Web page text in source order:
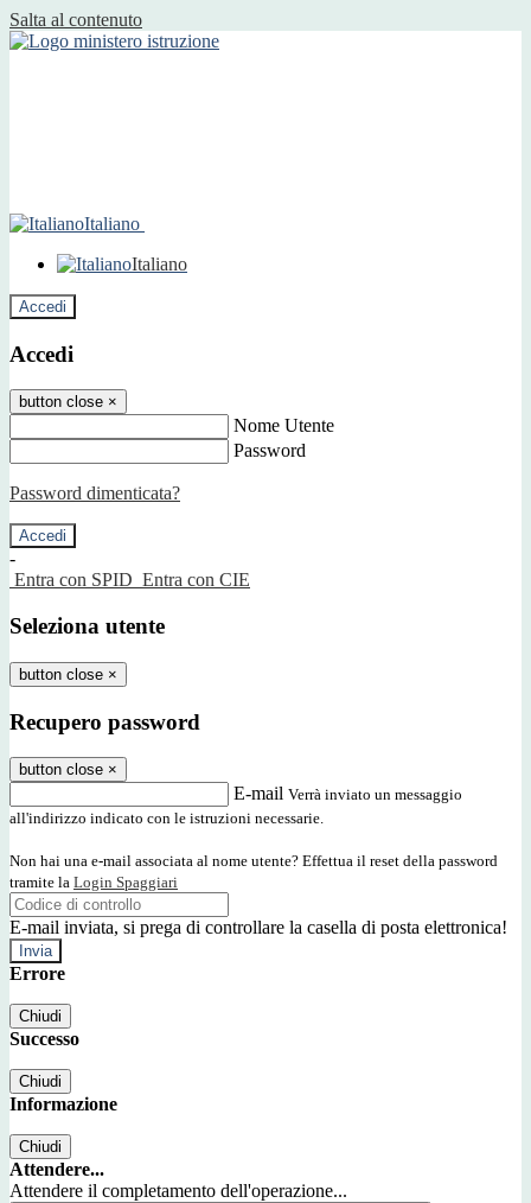
Salta al contenuto
Italiano
Italiano
Accedi
Accedi
button close ×
Nome Utente
Password
Password dimenticata?
-
Entra con SPID Entra con CIE
Seleziona utente
button close ×
Recupero password
button close ×
E-mail Verrà inviato un messaggio
all'indirizzo indicato con le istruzioni necessarie.
Non hai una e-mail associata al nome utente? Effettua il reset della password
tramite la Login Spaggiari
E-mail inviata, si prega di controllare la casella di posta elettronica!
Errore
Chiudi
Successo
Chiudi
Informazione
Chiudi
Attendere...
Attendere il completamento dell'operazione...